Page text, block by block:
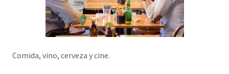
Comida, vino, cerveza y cine.